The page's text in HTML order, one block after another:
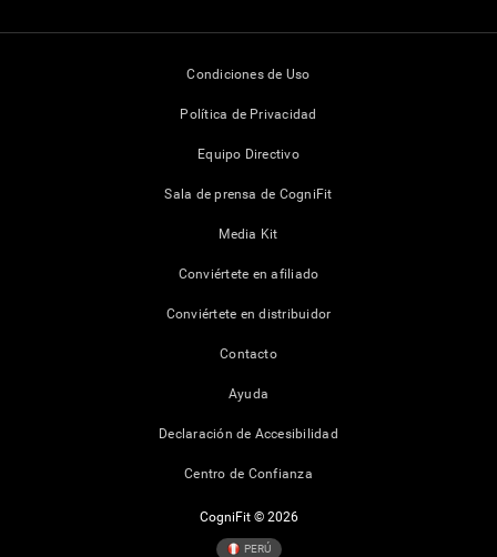
Condiciones de Uso
Política de Privacidad
Equipo Directivo
Sala de prensa de CogniFit
Media Kit
Conviértete en afiliado
Conviértete en distribuidor
Contacto
Ayuda
Declaración de Accesibilidad
Centro de Confianza
CogniFit © 2026
PERÚ